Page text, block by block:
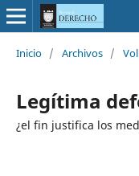
Inicio / Archivos /
Legítima
¿el fin justifica los